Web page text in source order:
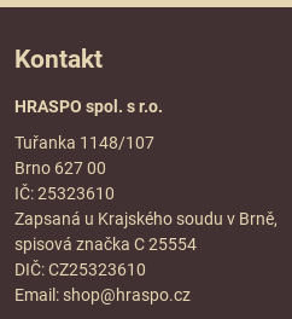
Kontakt
HRASPO spol. s r.o.
Tuřanka 1148/107
Brno 627 00
IČ: 25323610
Zapsaná u Krajského soudu v Brně,
spisová značka C 25554
DIČ: CZ25323610
Email: shop@hraspo.cz